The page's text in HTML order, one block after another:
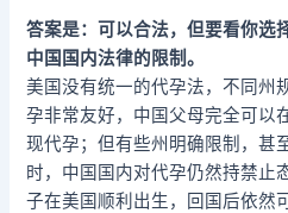
答案是：可以合法，但要看你选
中国国内法律的限制。
美国没有统一的代孕法，不同州
孕非常友好，中国父母完全可以
现代孕；但有些州明确限制，甚
时，中国国内对代孕仍然持禁止
子在美国顺利出生，回国后依然